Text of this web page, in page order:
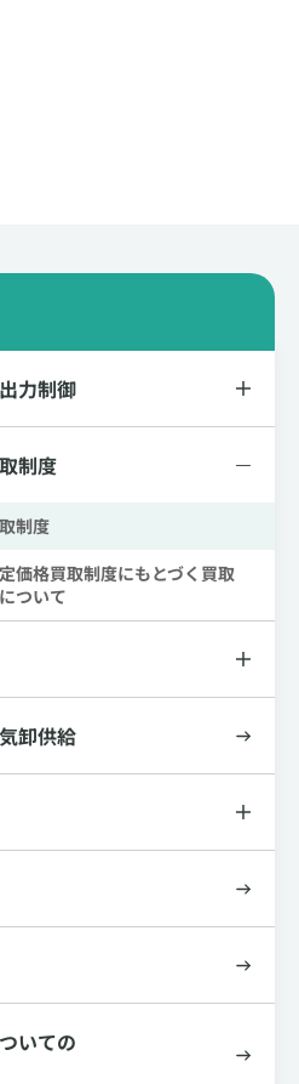
力制御
制度
制度
価格買取制度にもとづく買取
ついて
卸供給
いての